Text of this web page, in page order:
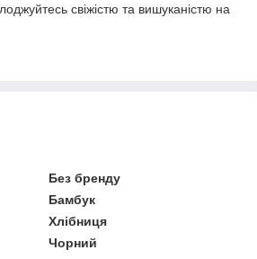
свіжістю та вишуканістю на
Без бренду
Бамбук
Хлібниця
Чорний